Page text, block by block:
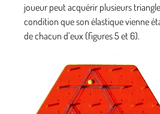
joueur peut acquérir plusieurs
condition que son élastique vienne
de chacun d’eux (figures 5 et 6).